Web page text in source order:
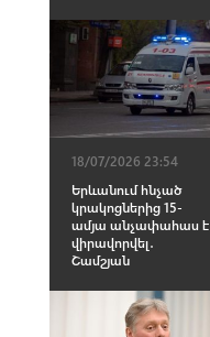
18/07/2026 23:54
Երևանում հնչած
կրակոցներից 15-
ամյա անչափահաս է
վիրավորվել․
Շամշյան